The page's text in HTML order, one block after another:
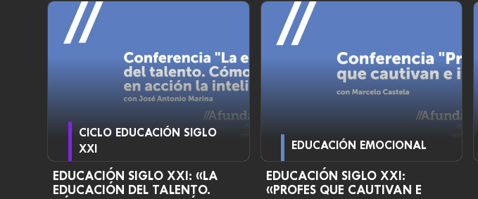
CICLO EDUCACIÓN SIGLO
XXI
EDUCACIÓN SIGLO XXI: «LA
EDUCACIÓN DEL TALENTO.
EDUCACIÓN EMOCIONAL
EDUCACIÓN SIGLO XXI:
«PROFES QUE CAUTIVAN E